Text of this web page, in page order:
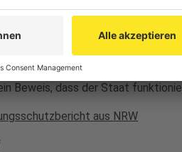
Reul, solche Fälle
sich aber auch zuversichtlich,
die Kölner Polizei und der
dem Bund und jetzt auch mit
Beweis, dass der Staat
aus NRW